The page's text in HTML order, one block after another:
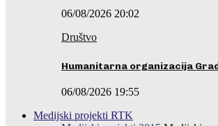
06/08/2026 20:02
Društvo
Humanitarna organizacija
06/08/2026 19:55
Medijski projekti RTK